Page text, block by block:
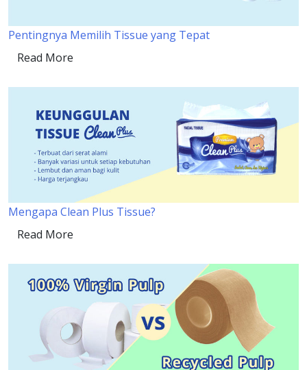
Pentingnya Memilih Tissue yang Tepat
Read More
Mengapa Clean Plus Tissue?
Read More